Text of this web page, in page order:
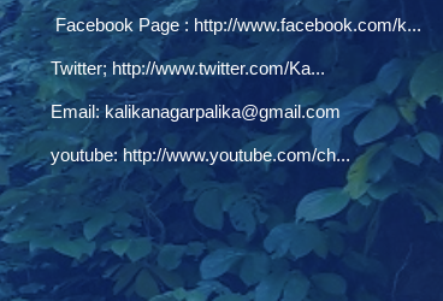
Facebook Page : http://www.facebook.com/k...
Twitter; http://www.twitter.com/Ka...
Email:kalikanagarpalika@gmail.com
youtube: http://www.youtube.com/ch...